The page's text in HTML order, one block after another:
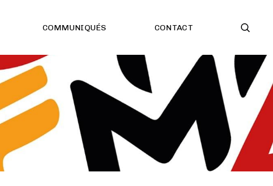
COMMUNIQUÉS CONTACT